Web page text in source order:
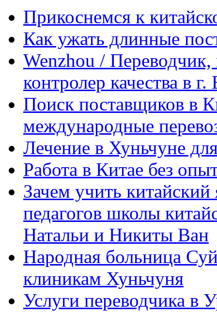
Прикоснемся к
Как ужать длинные
Wenzhou / Переводчик,
контролер качества в
Поиск поставщиков в
международные
Лечение в Хуньчуне
Работа в Китае без
Зачем учить
педагогов школы
Натальи и Никиты Ван
Народная больница
клиникам Хуньчуня
Услуги переводчика в